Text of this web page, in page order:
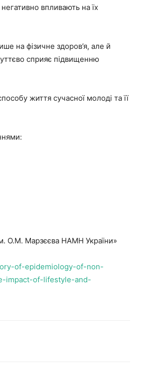
впливають на їх
на фізичне здоров’я, але й
сприяє підвищенню
життя сучасної молоді та її
О.М. Марзєєва НАМН України»
of-epidemiology-of-non-
impact-of-lifestyle-and-